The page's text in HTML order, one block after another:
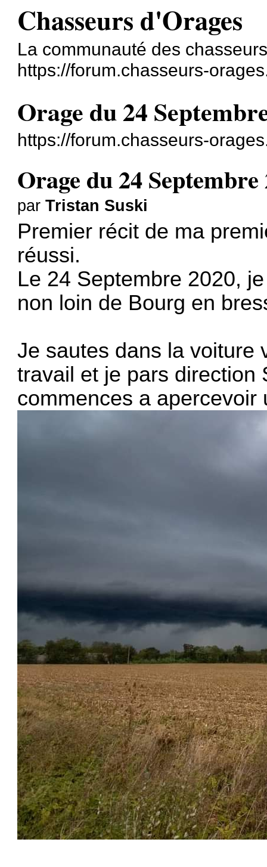
Chasseurs d'Orages
La communauté des
https://forum.chasseurs-
Orage du 24
https://forum.chasseurs-
Orage du 24 Septembre
parTristan Suski
Premier récit de ma
réussi.
Le 24 Septembre 2020,
non loin de Bourg en
Je sautes dans la voiture
travail et je pars direction
commences a apercevoir